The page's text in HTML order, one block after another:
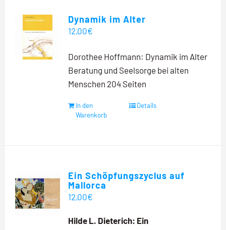
Dynamik im Alter
12,00€
Dorothee Hoffmann: Dynamik im Alter
Beratung und Seelsorge bei alten
Menschen 204 Seiten
In den
Warenkorb
Details
Ein Schöpfungszyclus auf
Mallorca
12,00€
Hilde L. Dieterich: Ein